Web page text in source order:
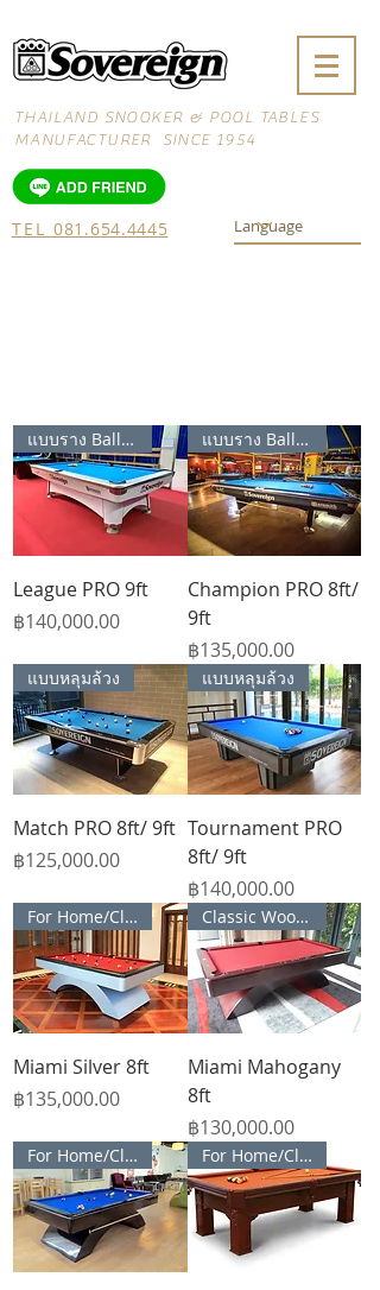
THAILAND SNOOKER & POOL TABLES
MANUFACTURER SINCE 1954
TEL 081.654.4445
แบบราง Ball Return
League PRO 9ft
Price
฿140,000.00
แบบราง Ball Return
Champion PRO 8ft/
9ft
Price
฿135,000.00
แบบหลุมล้วง
Match PRO 8ft/ 9ft
Price
฿125,000.00
แบบหลุมล้วง
Tournament PRO
8ft/ 9ft
Price
฿140,000.00
For Home/Club house
Miami Silver 8ft
Price
฿135,000.00
Classic Wood Feeling
Miami Mahogany
8ft
Price
฿130,000.00
For Home/Club house For Home/Club house